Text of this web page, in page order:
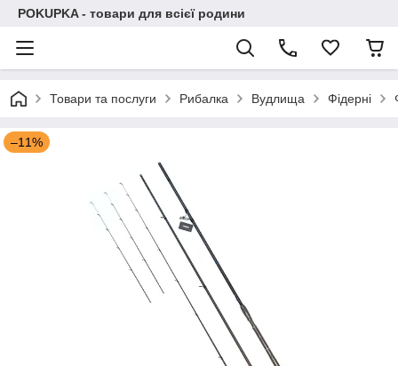
POKUPKA - товари для всієї родини
Товари та послуги Рибалка Вудлища Фідерні
–11%